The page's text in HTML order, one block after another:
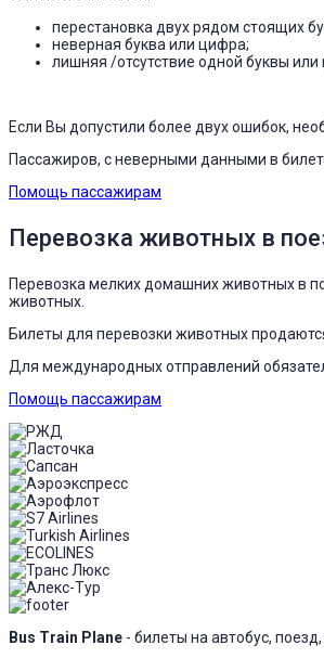
перестановка двух рядом стоящих
неверная буква или цифра;
лишняя /отсутствие одной буквы или
Если Вы допустили более двух ошибок,
Пассажиров, с неверными данными в
Помощь пассажирам
Перевозка животных в
Перевозка мелких домашних животных в
животных.
Билеты для перевозки животных
Для международных отправлений
Помощь пассажирам
Bus Train Plane - билеты на автобус,